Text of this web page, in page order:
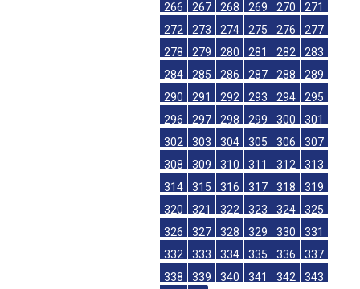
266
267 268 269 270
271
272
273 274 275 276
277
278
279 280 281 282
283
284
285 286 287 288
289
290
291 292 293 294
295
296
297 298 299 300
301
302
303 304 305 306
307
308
309 310 311 312
313
314
315 316 317 318
319
320
321 322 323 324
325
326
327 328 329 330
331
332
333 334 335 336
337
338
339 340 341 342
343